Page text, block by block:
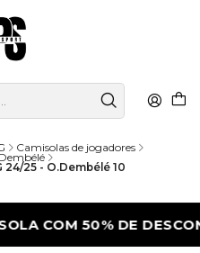
Camisolas de jogadores
24/25 - O.Dembélé 10
50% DE DESCONTO